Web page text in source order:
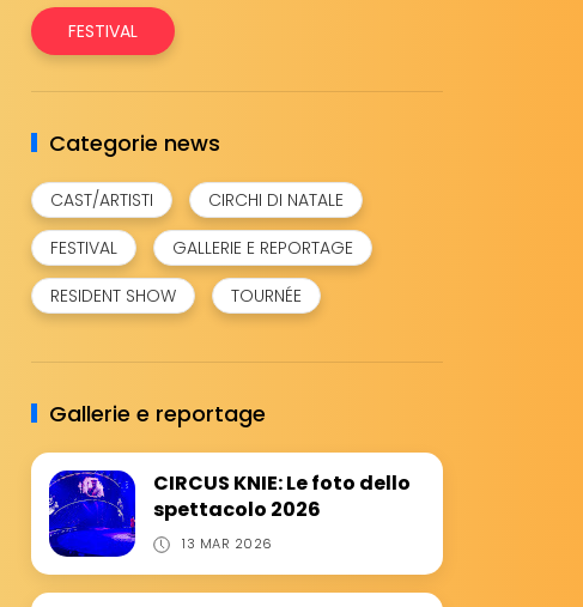
FESTIVAL
Categorie news
CAST/ARTISTI
CIRCHI DI NATALE
FESTIVAL
GALLERIE E REPORTAGE
RESIDENT SHOW
TOURNÉE
Gallerie e reportage
CIRCUS KNIE: Le foto dello
spettacolo 2026
13 MAR 2026